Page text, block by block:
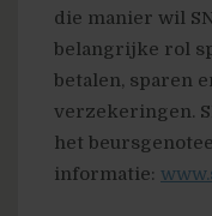
die manier wil
belangrijke rol
betalen, sparen
verzekeringen.
het
informatie: